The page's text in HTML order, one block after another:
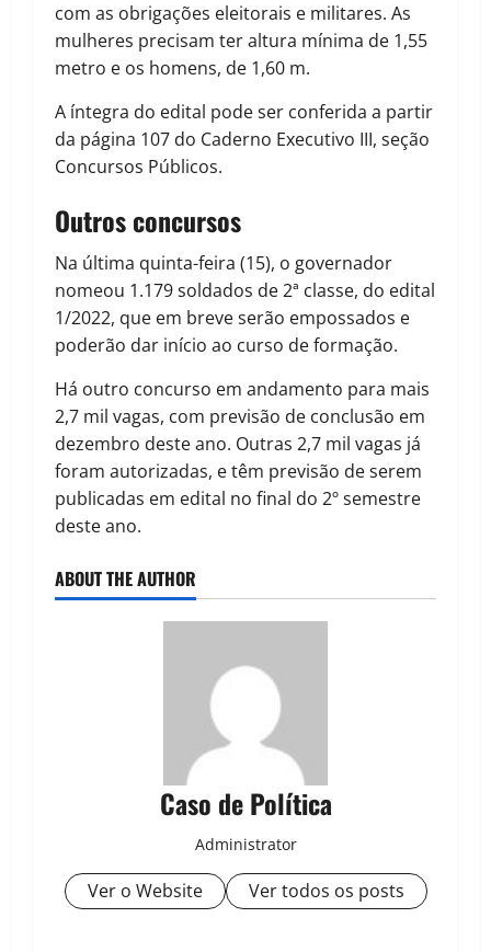
com as obrigações eleitorais e militares. As
mulheres precisam ter altura mínima de 1,55
metro e os homens, de 1,60 m.
A íntegra do edital pode ser conferida a partir
da página 107 do Caderno Executivo III, seção
Concursos Públicos.
Outros concursos
Na última quinta-feira (15), o governador
nomeou 1.179 soldados de 2ª classe, do edital
1/2022, que em breve serão empossados e
poderão dar início ao curso de formação.
Há outro concurso em andamento para mais
2,7 mil vagas, com previsão de conclusão em
dezembro deste ano. Outras 2,7 mil vagas já
foram autorizadas, e têm previsão de serem
publicadas em edital no final do 2º semestre
deste ano.
ABOUT THE AUTHOR
Caso de Política
Administrator
Ver o Website Ver todos os posts